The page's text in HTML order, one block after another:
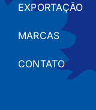
EXPORTAÇÃO
MARCAS
CONTATO